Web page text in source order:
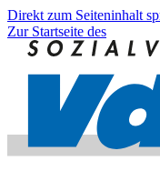
Direkt zum Seiteninhalt
Zur Startseite des